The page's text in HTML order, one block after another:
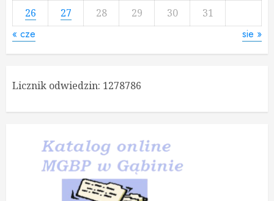
26 27 28 29 30 31
« cze sie »
Licznik odwiedzin: 1278786